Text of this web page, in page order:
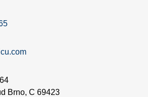
Brno, C 69423